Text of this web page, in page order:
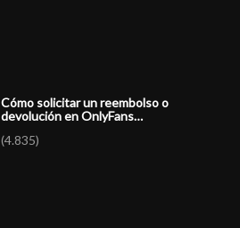
Cómo solicitar un reembolso o
devolución en OnlyFans…
(4.835)